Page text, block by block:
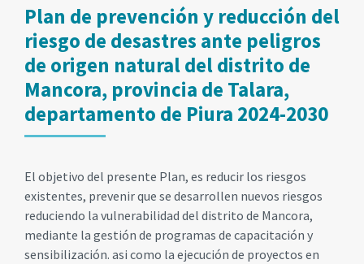
Plan de prevención y reducción del
riesgo de desastres ante peligros
de origen natural del distrito de
Mancora, provincia de Talara,
departamento de Piura 2024-2030
El objetivo del presente Plan, es reducir los riesgos
existentes, prevenir que se desarrollen nuevos riesgos
reduciendo la vulnerabilidad del distrito de Mancora,
mediante la gestión de programas de capacitación y
sensibilización. asi como la ejecución de proyectos en